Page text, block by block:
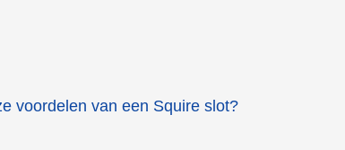
voordelen van een Squire slot?